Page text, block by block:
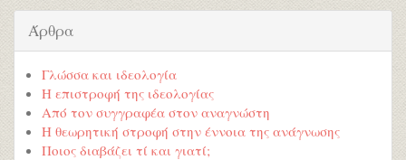
Άρθρα
Γλώσσα και ιδεολογία
Η επιστροφή της ιδεολογίας
Από τον συγγραφέα στον αναγνώστη
Η θεωρητική στροφή στην έννοια της ανάγνωσης
Ποιος διαβάζει τί και γιατί;